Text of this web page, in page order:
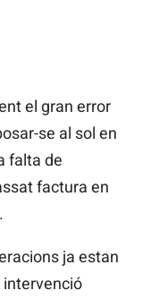
el gran error
se al sol en
falta de
factura en
ja estan